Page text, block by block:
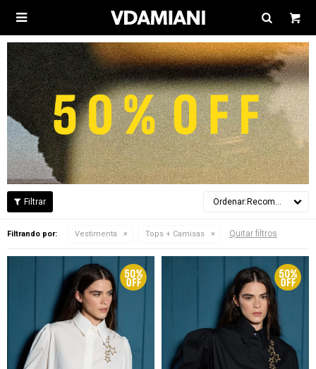

Recomendados
Filtrando por: Vestimenta Tops + Camisas Quitar filtros